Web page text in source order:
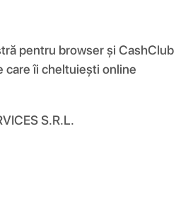
pentru browser și CashClub
care îi cheltuiești online
S.R.L.